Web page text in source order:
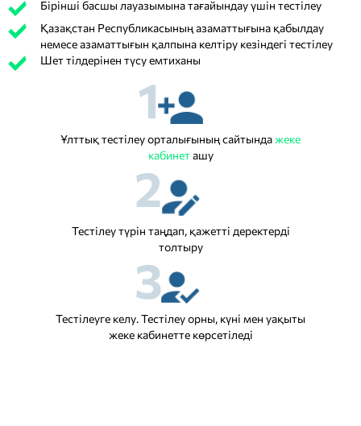
Бірінші басшы лауазымына тағайындау үшін тестілеу
Қазақстан Республикасының азаматтығына қабылдау
немесе азаматтығын қалпына келтіру кезіндегі тестілеу
Шет тілдерінен түсу емтиханы
1
Ұлттық тестілеу орталығының сайтындажеке
кабинеташу
2
Тестілеу түрін таңдап, қажетті деректерді
толтыру
3
Тестілеуге келу. Тестілеу орны, күні мен уақыты
жеке кабинетте көрсетіледі